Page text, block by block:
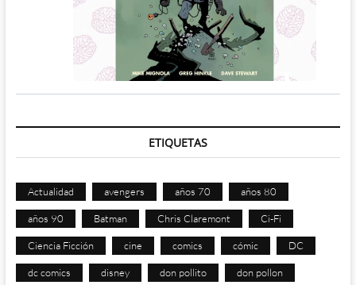
ETIQUETAS
Actualidad avengers años 70 años 80
años 90 Batman Chris Claremont Ci-Fi
Ciencia Ficción cine comics cómic DC
dc comics disney don pollito don pollon